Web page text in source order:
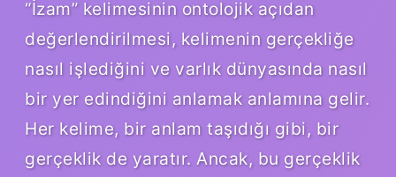
“İzam” kelimesinin ontolojik açıdan
değerlendirilmesi, kelimenin gerçekliğe
nasıl işlediğini ve varlık dünyasında nasıl
bir yer edindiğini anlamak anlamına gelir.
Her kelime, bir anlam taşıdığı gibi, bir
gerçeklik de yaratır. Ancak, bu gerçeklik